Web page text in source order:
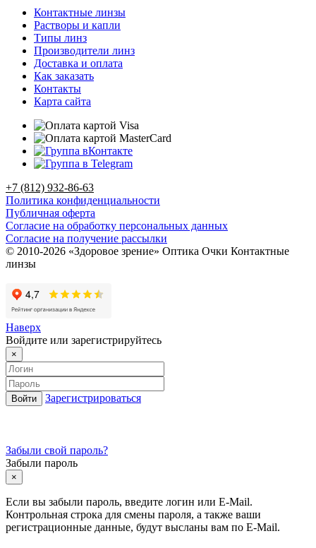
Контактные линзы
Растворы и капли
Типы линз
Производители линз
Доставка и оплата
Как заказать
Контакты
Карта сайта
+7 (812) 932-86-63
Политика конфиденциальности
Публичная оферта
Согласие на обработку персональных данных
Согласие на получение рассылки
© 2010-2026 «Здоровое зрение» Оптика Очки Контактные
линзы
Наверх
Войдите или зарегистрируйтесь
×
Зарегистрироваться
Забыли свой пароль?
Забыли пароль
×
Если вы забыли пароль, введите логин или E-Mail.
Контрольная строка для смены пароля, а также ваши
регистрационные данные, будут высланы вам по E-Mail.